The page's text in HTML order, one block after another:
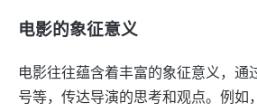
电影的象征意义
电影往往蕴含着丰富的象征意义，通
号等，传达导演的思考和观点。例如